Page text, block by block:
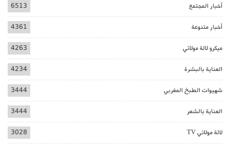
أخبار المجتمع 6513
أخبار متنوعة 4361
ميكرو لالة مولاتي 4263
العناية بالبشرة 4234
شهيوات الطبخ المغربي 3444
العناية بالشعر 3444
لالة مولاتي TV 3028